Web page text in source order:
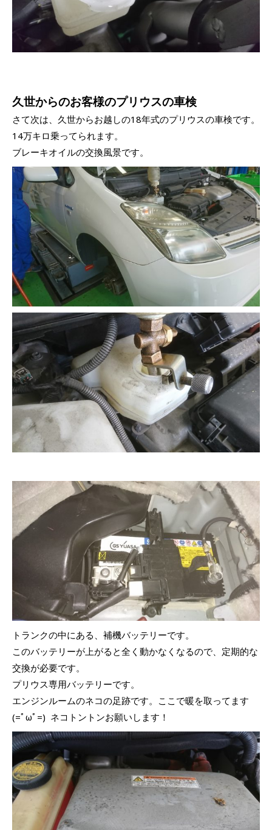
久世からのお客様のプリウスの車検
さて次は、久世からお越しの18年式のプリウスの車検です。
14万キロ乗ってられます。
ブレーキオイルの交換風景です。
トランクの中にある、補機バッテリーです。
このバッテリーが上がると全く動かなくなるので、定期的な
交換が必要です。
プリウス専用バッテリーです。
エンジンルームのネコの足跡です。ここで暖を取ってます
(=ﾟωﾟ=) ネコトントンお願いします！